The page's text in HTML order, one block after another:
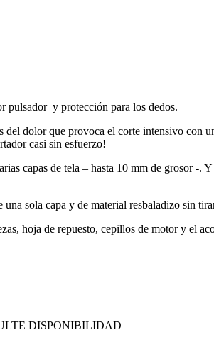
pulsador y protección para los dedos.
dolor que provoca el corte intensivo con
casi sin esfuerzo!
capas de tela – hasta 10 mm de grosor
sola capa y de material resbaladizo sin
hoja de repuesto, cepillos de motor y el
DISPONIBILIDAD